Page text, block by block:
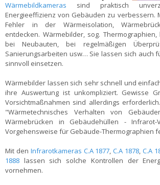
Wärmebildkameras sind praktisch
Energieeffizienz von Gebäuden zu verbessern.
Fehler in der Wärmeisolation,
entdecken. Wärmebilder, sog.
bei Neubauten, bei regelmäßigen
Sanierungsarbeiten usw… Sie lassen sich auch
sinnvoll einsetzen.
Wärmebilder lassen sich sehr schnell und
ihre Auswertung ist unkompliziert. Gewisse
Vorsichtmaßnahmen sind allerdings
"Wärmetechnisches Verhalten von
Wärmebrücken in Gebäudehüllen -
Vorgehensweise für Gebäude-Thermographien
Mit den Infrarotkameras C.A 1877,C.A 1878, C.A
1888 lassen sich solche Kontrollen der
vornehmen.